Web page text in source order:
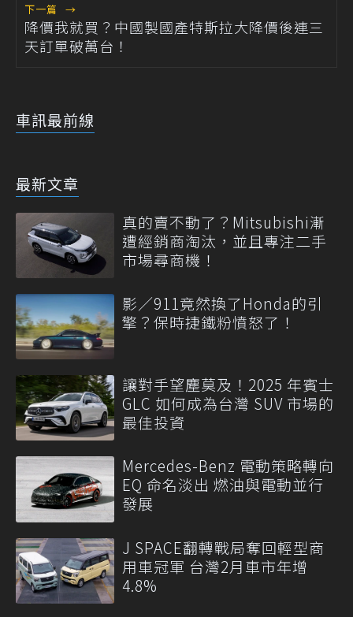
下一篇 →
降價我就買？中國製國產特斯拉大降價後連三
天訂單破萬台！
車訊最前線
最新文章
真的賣不動了？Mitsubishi漸
遭經銷商淘汰，並且專注二手
市場尋商機！
影／911竟然換了Honda的引
擎？保時捷鐵粉憤怒了！
讓對手望塵莫及！2025 年賓士
GLC 如何成為台灣 SUV 市場的
最佳投資
Mercedes-Benz 電動策略轉向
EQ 命名淡出 燃油與電動並行
發展
J SPACE翻轉戰局奪回輕型商
用車冠軍 台灣2月車市年增
4.8%